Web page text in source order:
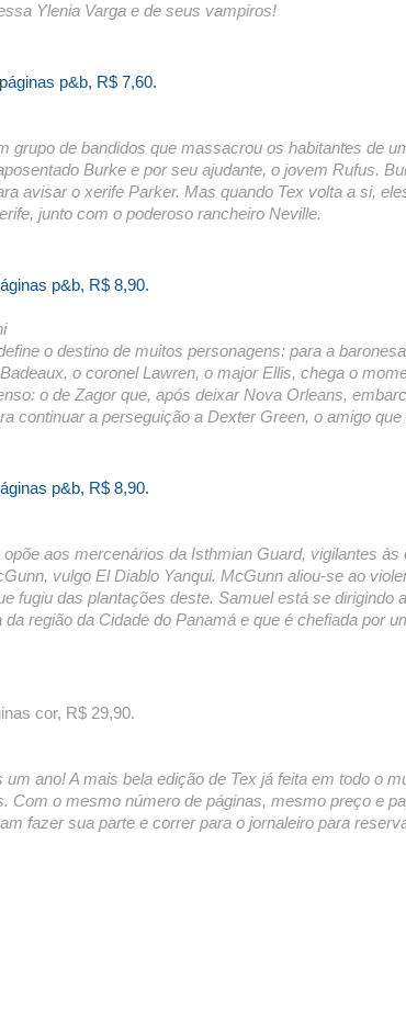
Ylenia Varga e de seus vampiros!
p&b, R$ 7,60.
grupo de bandidos que massacrou os habitantes de
Burke e por seu ajudante, o jovem Rufus.
avisar o xerife Parker. Mas quando Tex volta a si,
junto com o poderoso rancheiro Neville.
p&b, R$ 8,90.
o destino de muitos personagens: para a baronesa
o coronel Lawren, o major Ellis, chega o
o de Zagor que, após deixar Nova Orleans,
continuar a perseguição a Dexter Green, o amigo que
p&b, R$ 8,90.
aos mercenários da Isthmian Guard, vigilantes às
vulgo El Diablo Yanqui. McGunn aliou-se ao
fugiu das plantações deste. Samuel está se dirigindo
região da Cidade do Panamá e que é chefiada por
cor, R$ 29,90.
ano! A mais bela edição de Tex já feita em todo o
Com o mesmo número de páginas, mesmo preço e
fazer sua parte e correr para o jornaleiro para